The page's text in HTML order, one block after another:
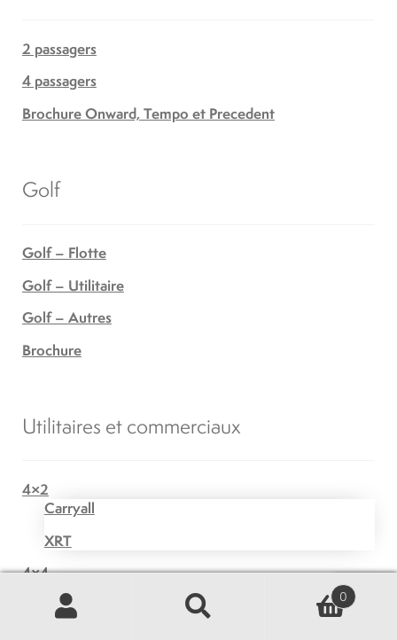
2 passagers
4 passagers
Brochure Onward, Tempo et Precedent
Golf
Golf – Flotte
Golf – Utilitaire
Golf – Autres
Brochure
Utilitaires et commerciaux
4×2
Carryall
XRT
4×4
Carryall
XRT
Recherche
Recherche
0